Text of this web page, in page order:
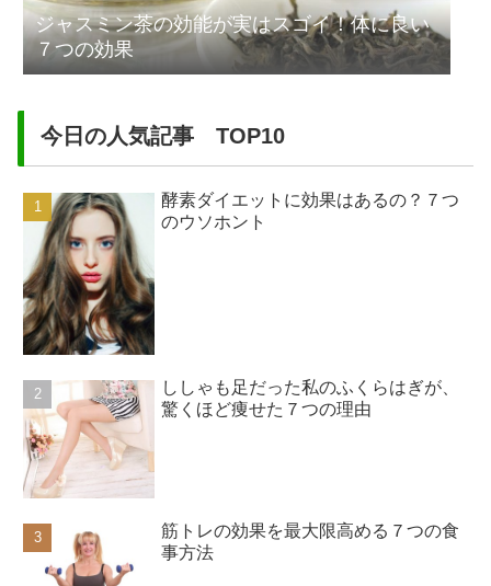
ジャスミン茶の効能が実はスゴイ！体に良い
７つの効果
今日の人気記事 TOP10
酵素ダイエットに効果はあるの？７つ
のウソホント
ししゃも足だった私のふくらはぎが、
驚くほど痩せた７つの理由
筋トレの効果を最大限高める７つの食
事方法